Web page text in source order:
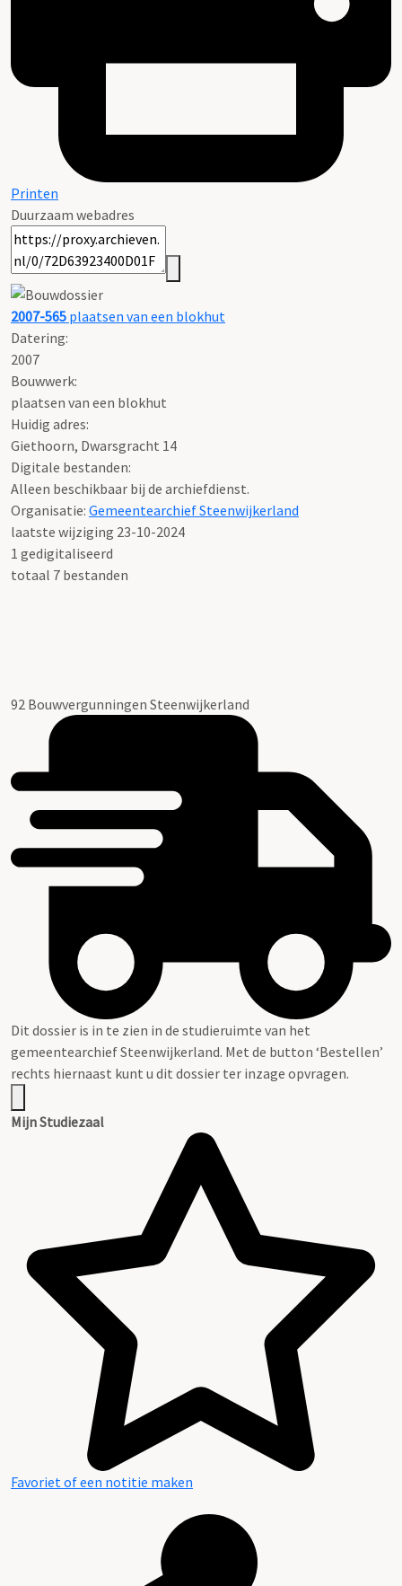
Printen
Duurzaam webadres
2007-565 plaatsen van een blokhut
Datering:
2007
Bouwwerk:
plaatsen van een blokhut
Huidig adres:
Giethoorn, Dwarsgracht 14
Digitale bestanden:
Alleen beschikbaar bij de archiefdienst.
Organisatie: Gemeentearchief Steenwijkerland
laatste wijziging 23-10-2024
1 gedigitaliseerd
totaal 7 bestanden
92 Bouwvergunningen Steenwijkerland
Dit dossier is in te zien in de studieruimte van het
gemeentearchief Steenwijkerland. Met de button ‘Bestellen’
rechts hiernaast kunt u dit dossier ter inzage opvragen.
Mijn Studiezaal
Favoriet of een notitie maken